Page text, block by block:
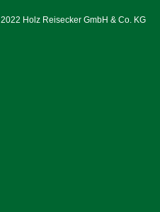
2022 Holz Reisecker GmbH & Co. KG